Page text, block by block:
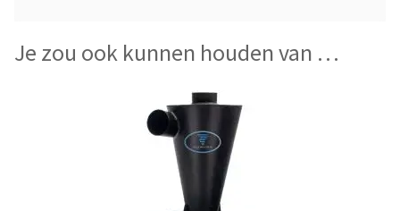
Je zou ook kunnen houden van …